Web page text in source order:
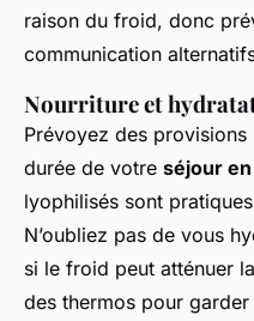
raison du froid, donc
communication
Nourriture et
Prévoyez des
durée de votre séjour
lyophilisés sont
N’oubliez pas de vous
si le froid peut atténuer
des thermos pour